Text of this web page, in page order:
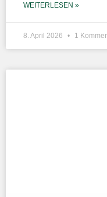
WEITERLESEN »
8. April 2026 1